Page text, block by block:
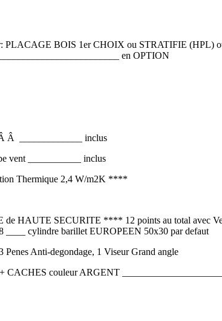
PLACAGE BOIS 1er CHOIX ou STRATIFIE (HPL)
en OPTION
Â _____________ inclus
vent ___________ inclus
Thermique 2,4 W/m2K ****
HAUTE SECURITE **** 12 points au total avec
____ cylindre barillet EUROPEEN 50x30 par defaut
Anti-degondage, 1 Viseur Grand angle
couleur ARGENT